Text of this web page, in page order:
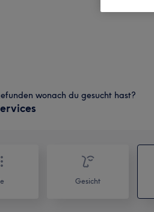
wonach du gesucht hast?
Gesicht